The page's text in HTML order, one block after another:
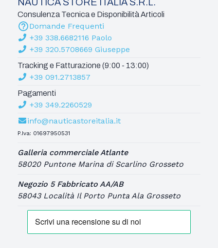
Consulenza Tecnica e Disponibilità Articoli
Domande Frequenti
+39 338.6682116 Paolo
+39 320.5708669 Giuseppe
Tracking e Fatturazione (9:00 - 13:00)
+39 091.2713857
Pagamenti
+39 349.2260529
info@nauticastoreitalia.it
P.Iva: 01697950531
Galleria commerciale Atlante
58020 Puntone Marina di Scarlino Grosseto
Negozio 5 Fabbricato AA/AB
58043 Località Il Porto Punta Ala Grosseto